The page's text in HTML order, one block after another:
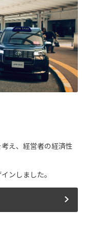
え、経営者の経済性
ンしました。